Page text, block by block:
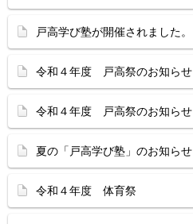
戸高学び塾が開催されました。
令和４年度 戸高祭のお知らせ
令和４年度 戸高祭のお知らせ
夏の「戸高学び塾」のお知らせ
令和４年度 体育祭